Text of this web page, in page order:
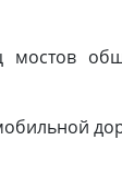
мостов